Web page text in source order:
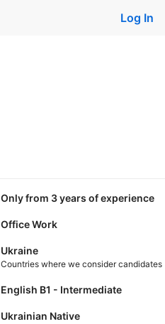
Log In
Only from 3 years of experience
Office Work
Ukraine
Countries where we consider candidates
English B1 - Intermediate
Ukrainian Native